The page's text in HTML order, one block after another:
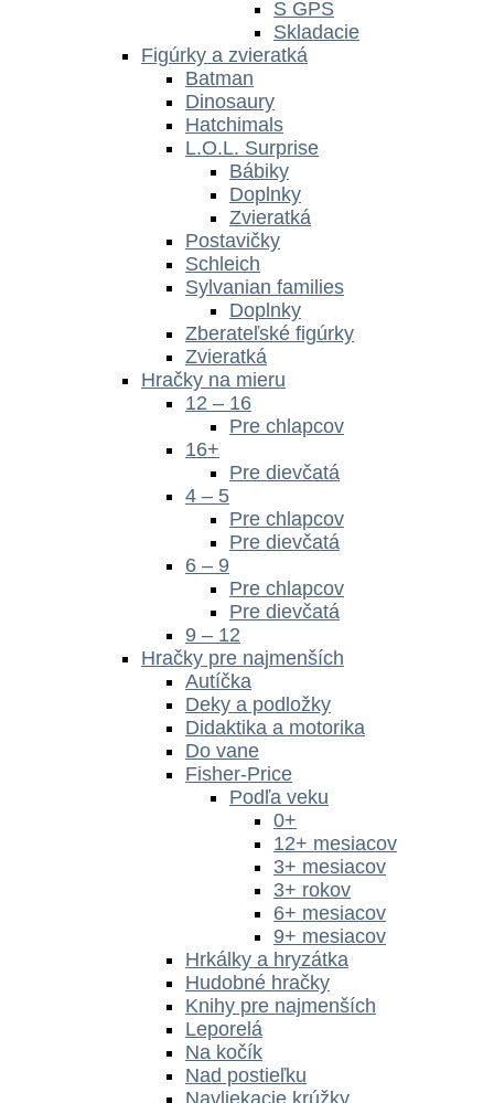
S GPS
Skladacie
Figúrky a zvieratká
Batman
Dinosaury
Hatchimals
L.O.L. Surprise
Bábiky
Doplnky
Zvieratká
Postavičky
Schleich
Sylvanian families
Doplnky
Zberateľské figúrky
Zvieratká
Hračky na mieru
12 – 16
Pre chlapcov
16+
Pre dievčatá
4 – 5
Pre chlapcov
Pre dievčatá
6 – 9
Pre chlapcov
Pre dievčatá
9 – 12
Hračky pre najmenších
Autíčka
Deky a podložky
Didaktika a motorika
Do vane
Fisher-Price
Podľa veku
0+
12+ mesiacov
3+ mesiacov
3+ rokov
6+ mesiacov
9+ mesiacov
Hrkálky a hryzátka
Hudobné hračky
Knihy pre najmenších
Leporelá
Na kočík
Nad postieľku